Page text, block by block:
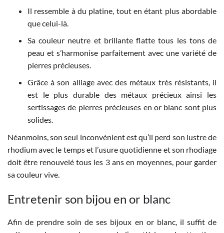
Il ressemble à du platine, tout en étant plus abordable
que celui-là.
Sa couleur neutre et brillante flatte tous les tons de
peau et s’harmonise parfaitement avec une variété de
pierres précieuses.
Grâce à son alliage avec des métaux très résistants, il
est le plus durable des métaux précieux ainsi les
sertissages de pierres précieuses en or blanc sont plus
solides.
Néanmoins, son seul inconvénient est qu’il perd son lustre de
rhodium avec le temps et l’usure quotidienne et son rhodiage
doit être renouvelé tous les 3 ans en moyennes, pour garder
sa couleur vive.
Entretenir son bijou en or blanc
Afin de prendre soin de ses bijoux en or blanc, il suffit de